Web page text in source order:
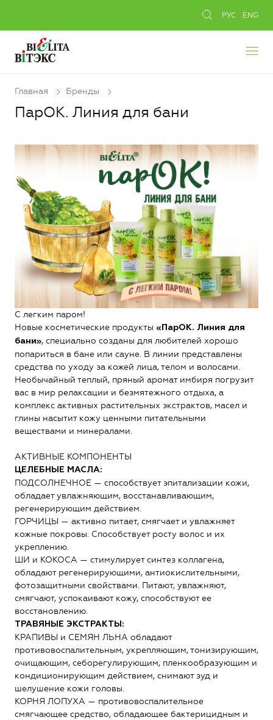
РУС ENG
Главная Бренды
ПарОК. Линия для бани
С легким паром!
Новые косметические продукты «ПарОК. Линия для
бани», специально созданы для любителей хорошо
попариться в бане или сауне. В линии представлены
средства по уходу за кожей лица, телом и волосами.
Необычайный теплый, пряный аромат имбиря погрузит
вас в мир релаксации и безмятежного отдыха, а
комплекс активных растительных экстрактов, масел и
глины насытит кожу ценными питательными
веществами и минералами.
АКТИВНЫЕ КОМПОНЕНТЫ
ЦЕЛЕБНЫЕ МАСЛА:
ПОДСОЛНЕЧНОЕ — способствует эпитализации кожи,
обладает увлажняющим, восстанавливающим,
регенерирующим действием.
ГОРЧИЦЫ — активно питает, смягчает и увлажняет
кожные покровы. Способствует росту волос и их
укреплению.
ШИ и КОКОСА — стимулирует синтез коллагена,
обладают регенерирующими, антиокислительными,
фотозащитными свойствами. Питают, увлажняют,
смягчают, успокаивают кожу, способствуют ее
восстановлению.
ТРАВЯНЫЕ ЭКСТРАКТЫ:
КРАПИВЫ и СЕМЯН ЛЬНА обладают
противовоспалительным, укрепляющим, тонизирующим,
очищающим, себорегулирующим, пленкообразующим и
кондиционирующим действием, снимают зуд и
шелушение кожи головы.
КОРНЯ ЛОПУХА — противовоспалительное
смягчающее средство, обладающее бактерицидным и